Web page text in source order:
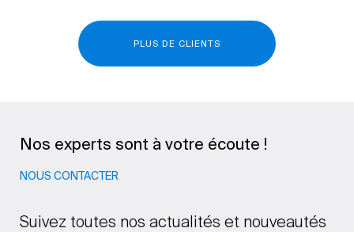
PLUS DE CLIENTS
Nos experts sont à votre écoute !
NOUS CONTACTER
Suivez toutes nos actualités et nouveautés